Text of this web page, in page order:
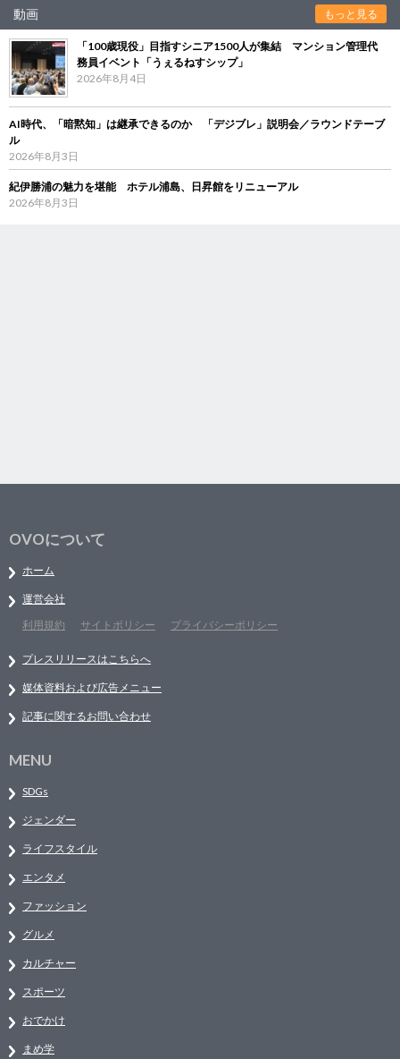
動画 もっと見る
「100歳現役」目指すシニア1500人が集結 マンション管理代
務員イベント「うぇるねすシップ」
2026年8月4日
AI時代、「暗黙知」は継承できるのか 「デジブレ」説明会／ラウンドテーブ
ル
2026年8月3日
紀伊勝浦の魅力を堪能 ホテル浦島、日昇館をリニューアル
2026年8月3日
OVOについて
ホーム
運営会社
利用規約
サイトポリシー プライバシーポリシー
プレスリリースはこちらへ
媒体資料および広告メニュー
記事に関するお問い合わせ
MENU
SDGs
ジェンダー
ライフスタイル
エンタメ
ファッション
グルメ
カルチャー
スポーツ
おでかけ
まめ学